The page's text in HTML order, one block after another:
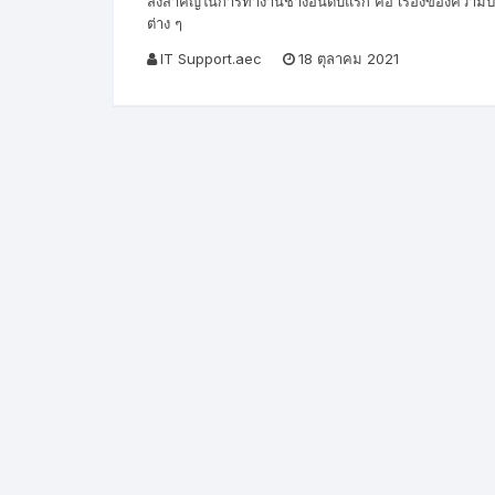
ต่าง ๆ
IT Support.aec
18 ตุลาคม 2021